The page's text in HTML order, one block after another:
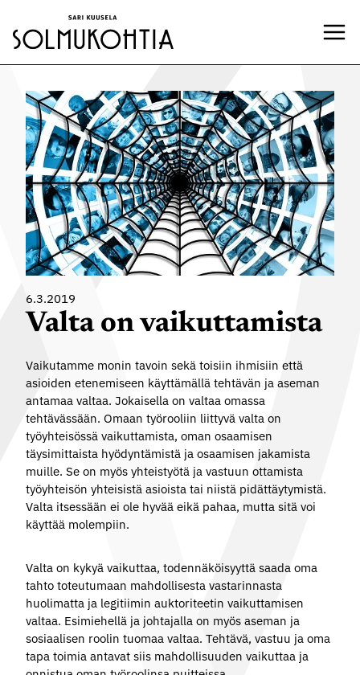
sisältöön
6.3.2019
Valta on vaikuttamista
Vaikutamme monin tavoin sekä toisiin ihmisiin että
asioiden etenemiseen käyttämällä tehtävän ja aseman
antamaa valtaa. Jokaisella on valtaa omassa
tehtävässään. Omaan työrooliin liittyvä valta on
työyhteisössä vaikuttamista, oman osaamisen
täysimittaista hyödyntämistä ja osaamisen jakamista
muille. Se on myös yhteistyötä ja vastuun ottamista
työyhteisön yhteisistä asioista tai niistä pidättäytymistä.
Valta itsessään ei ole hyvää eikä pahaa, mutta sitä voi
käyttää molempiin.
Valta on kykyä vaikuttaa, todennäköisyyttä saada oma
tahto toteutumaan mahdollisesta vastarinnasta
huolimatta ja legitiimin auktoriteetin vaikuttamisen
valtaa. Esimiehellä ja johtajalla on myös aseman ja
sosiaalisen roolin tuomaa valtaa. Tehtävä, vastuu ja oma
tapa toimia antavat siis mahdollisuuden vaikuttaa ja